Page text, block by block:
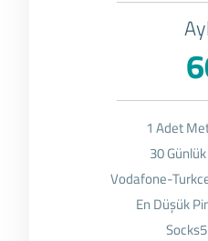
1 Adet
30
Vodafone-
En Düşük